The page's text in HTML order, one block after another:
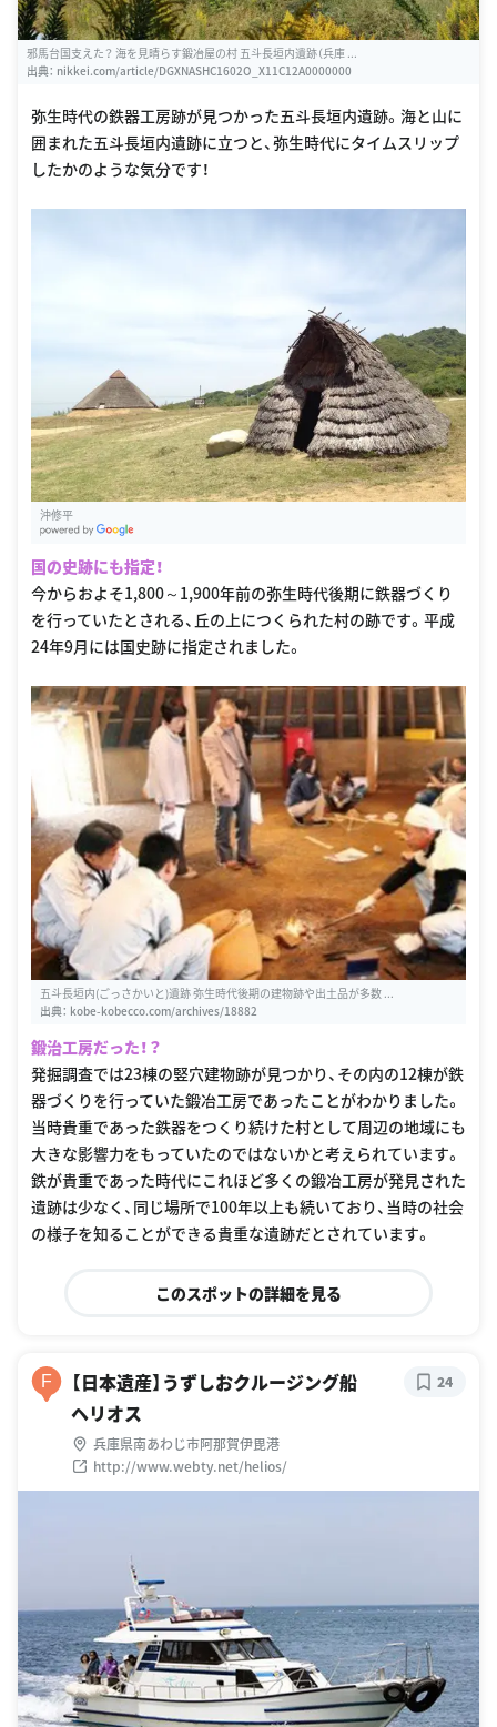
邪馬台国支えた？ 海を見晴らす鍛冶屋の村 五斗長垣内遺跡（兵庫 ...
出典： nikkei.com/article/DGXNASHC1602O_X11C12A0000000
弥生時代の鉄器工房跡が見つかった五斗長垣内遺跡。海と山に
囲まれた五斗長垣内遺跡に立つと、弥生時代にタイムスリップ
したかのような気分です！
沖修平
国の史跡にも指定！
今からおよそ1,800～1,900年前の弥生時代後期に鉄器づくり
を行っていたとされる、丘の上につくられた村の跡です。平成
24年9月には国史跡に指定されました。
五斗長垣内(ごっさかいと)遺跡 弥生時代後期の建物跡や出土品が多数 ...
出典： kobe-kobecco.com/archives/18882
鍛治工房だった！？
発掘調査では23棟の竪穴建物跡が見つかり、その内の12棟が鉄
器づくりを行っていた鍛冶工房であったことがわかりました。
当時貴重であった鉄器をつくり続けた村として周辺の地域にも
大きな影響力をもっていたのではないかと考えられています。
鉄が貴重であった時代にこれほど多くの鍛冶工房が発見された
遺跡は少なく、同じ場所で100年以上も続いており、当時の社会
の様子を知ることができる貴重な遺跡だとされています。
このスポットの詳細を見る
F
【日本遺産】うずしおクルージング船
ヘリオス
兵庫県南あわじ市阿那賀伊毘港
http://www.webty.net/helios/
24